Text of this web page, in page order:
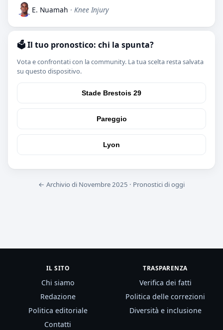
E. Nuamah · Knee Injury
🗳️ Il tuo pronostico: chi la spunta?
Vota e confrontati con la community. La tua scelta resta salvata
su questo dispositivo.
Stade Brestois 29
Pareggio
Lyon
← Archivio di Novembre 2025 · Pronostici di oggi
IL SITO
Chi siamo
Redazione
Politica editoriale
Contatti
TRASPARENZA
Verifica dei fatti
Politica delle correzioni
Diversità e inclusione